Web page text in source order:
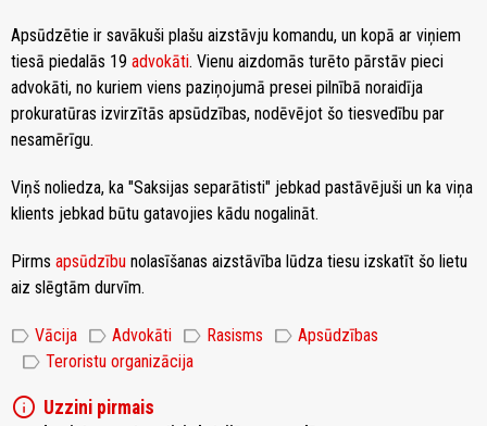
Apsūdzētie ir savākuši plašu aizstāvju komandu, un kopā ar viņiem
tiesā piedalās 19 advokāti. Vienu aizdomās turēto pārstāv pieci
advokāti, no kuriem viens paziņojumā presei pilnībā noraidīja
prokuratūras izvirzītās apsūdzības, nodēvējot šo tiesvedību par
nesamērīgu.
Viņš noliedza, ka "Saksijas separātisti" jebkad pastāvējuši un ka viņa
klients jebkad būtu gatavojies kādu nogalināt.
Pirms apsūdzību nolasīšanas aizstāvība lūdza tiesu izskatīt šo lietu
aiz slēgtām durvīm.
label Vācija label Advokāti label Rasisms label Apsūdzības
label Teroristu organizācija
info Uzzini pirmais